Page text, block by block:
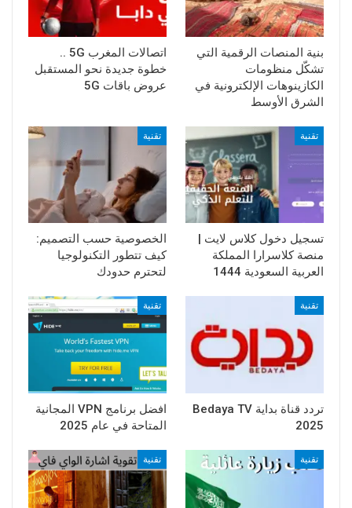
بنية المنصات الرقمية التي
تشكّل منظومات
الكازينوهات الإلكترونية في
الشرق الأوسط
اتصالات المغرب 5G ..
خطوة جديدة نحو المستقبل
عروض باقات 5G
تقنية
تسجيل دخول كلاس لايت |
منصة كلاسرارا المملكة
العربية السعودية 1444
تقنية
الخصوصية حسب التصميم:
كيف تتطور التكنولوجيا
لتحترم حدودك
تقنية
تردد قناة بداية Bedaya TV
2025
تقنية
افضل برنامج VPN المجانية
المتاحة في عام 2025
تقنية تقنية